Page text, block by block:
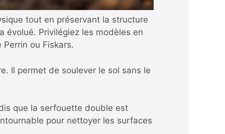
tout en préservant la structure
évolué. Privilégiez les modèles en
ou Fiskars.
Il permet de soulever le sol sans le
que la serfouette double est
pour nettoyer les surfaces